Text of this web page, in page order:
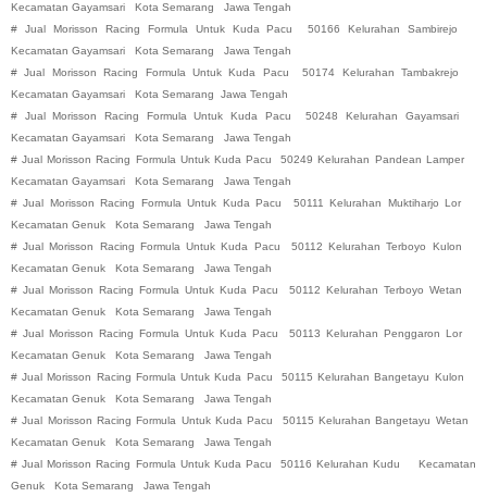
Kecamatan Gayamsari
Kota Semarang
Jawa Tengah
#
Jual Morisson Racing Formula Untuk Kuda Pacu
50166 Kelurahan Sambirejo
Kecamatan Gayamsari
Kota Semarang
Jawa Tengah
# Jual Morisson Racing Formula Untuk Kuda Pacu
50174 Kelurahan Tambakrejo
Kecamatan Gayamsari
Kota Semarang
Jawa Tengah
#
Jual Morisson Racing Formula Untuk Kuda Pacu
50248 Kelurahan Gayamsari
Kecamatan Gayamsari
Kota Semarang
Jawa Tengah
# Jual Morisson Racing Formula Untuk Kuda Pacu
50249 Kelurahan Pandean Lamper
Kecamatan Gayamsari
Kota Semarang
Jawa Tengah
# Jual Morisson Racing Formula Untuk Kuda Pacu
50111 Kelurahan Muktiharjo Lor
Kecamatan Genuk
Kota Semarang
Jawa Tengah
# Jual Morisson Racing Formula Untuk Kuda Pacu
50112 Kelurahan Terboyo Kulon
Kecamatan Genuk
Kota Semarang
Jawa Tengah
# Jual Morisson Racing Formula Untuk Kuda Pacu
50112 Kelurahan Terboyo Wetan
Kecamatan Genuk
Kota Semarang
Jawa Tengah
# Jual Morisson Racing Formula Untuk Kuda Pacu
50113 Kelurahan Penggaron Lor
Kecamatan Genuk
Kota Semarang
Jawa Tengah
# Jual Morisson Racing Formula Untuk Kuda Pacu
50115 Kelurahan Bangetayu Kulon
Kecamatan Genuk
Kota Semarang
Jawa Tengah
# Jual Morisson Racing Formula Untuk Kuda Pacu
50115 Kelurahan Bangetayu Wetan
Kecamatan Genuk
Kota Semarang
Jawa Tengah
# Jual Morisson Racing Formula Untuk Kuda Pacu 50116 Kelurahan Kudu
Kecamatan
Genuk
Kota Semarang
Jawa Tengah